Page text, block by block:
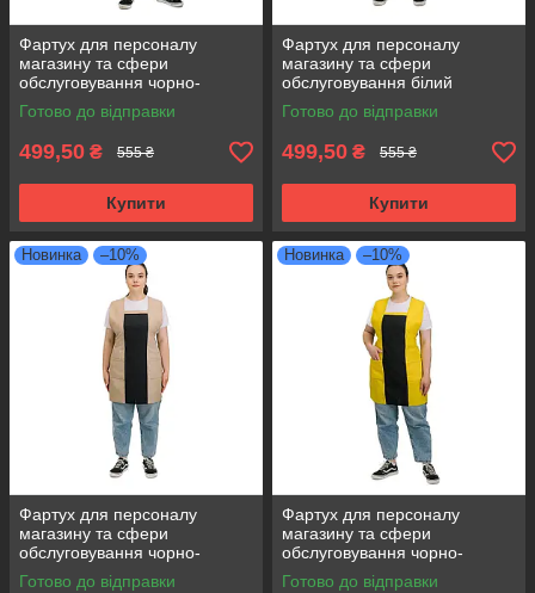
Фартух для персоналу
магазину та сфери
обслуговування чорно-
зелений
Готово до відправки
499,50 ₴ 555 ₴
Купити
Фартух для персоналу
магазину та сфери
обслуговування білий
Готово до відправки
499,50 ₴ 555 ₴
Купити
Новинка –10%
Фартух для персоналу
магазину та сфери
обслуговування чорно-
бежевий
Готово до відправки
Новинка –10%
Фартух для персоналу
магазину та сфери
обслуговування чорно-
жовтий
Готово до відправки